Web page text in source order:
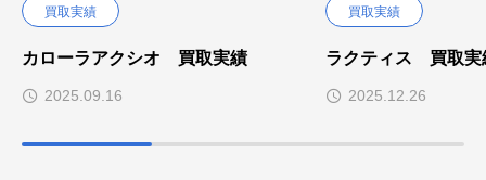
買取実績
カローラアクシオ 買取実績
2025.09.16
買取実績
ラクティス 買取実
2025.12.26